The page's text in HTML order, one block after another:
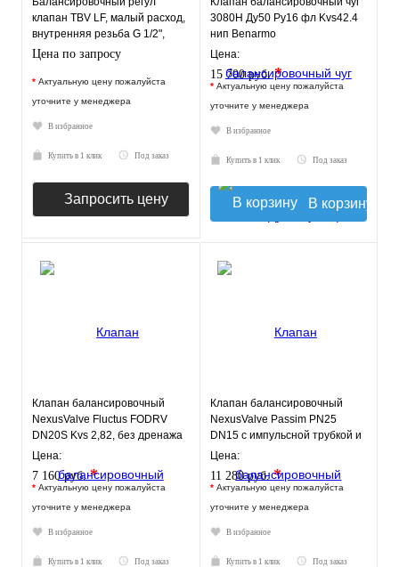
клапан TBV LF, малый расход,
внутренняя резьба G 1/2",
DN15, PN16
Цена по запросу
* Актуальную цену пожалуйста
уточните у менеджера
В избранное
Купить в 1 клик Под заказ
Запросить цену
3080Н Ду50 Ру16 фл Kvs42.4
нип Веnarmo
Цена:
15 700 руб.*
* Актуальную цену пожалуйста
уточните у менеджера
В избранное
Купить в 1 клик Под заказ
В корзину
Клапан балансировочный
NexusValve Fluctus FODRV
DN20S Kvs 2,82, без дренажа
MN80597.405
Цена:
7 160 руб.*
* Актуальную цену пожалуйста
уточните у менеджера
В избранное
Купить в 1 клик Под заказ
Клапан балансировочный
NexusValve Passim PN25
DN15 с импульсной трубкой и
дренажём MN80597.521
Цена:
11 280 руб.*
* Актуальную цену пожалуйста
уточните у менеджера
В избранное
Купить в 1 клик Под заказ